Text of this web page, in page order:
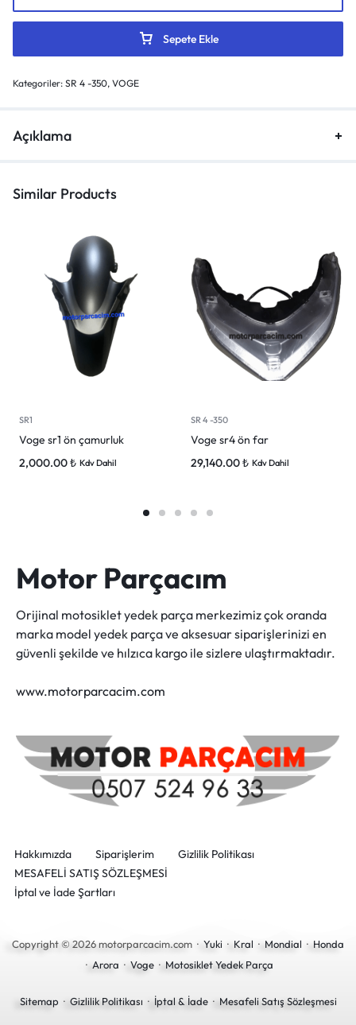
Sepete Ekle
Kategoriler: SR 4 -350, VOGE
Açıklama
Similar Products
SR1
Voge sr1 ön çamurluk
2,000.00₺ Kdv Dahil
SR 4 -350
Voge sr4 ön far
29,140.00₺ Kdv Dahil
Motor Parçacım
Orijinal motosiklet yedek parça merkezimiz çok oranda
marka model yedek parça ve aksesuar siparişlerinizi en
güvenli şekilde ve hılzıca kargo ile sizlere ulaştırmaktadır.
www.motorparcacim.com
Hakkımızda Siparişlerim
Gizlilik Politikası
MESAFELİ SATIŞ SÖZLEŞMESİ
İptal ve İade Şartları
Copyright © 2026 motorparcacim.com · Yuki · Kral · Mondial · Honda
· Arora · Voge· Motosiklet Yedek Parça
Sitemap · Gizlilik Politikası · İptal & İade· Mesafeli Satış Sözleşmesi